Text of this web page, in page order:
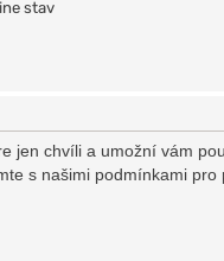
stav
chvíli a umožní vám
s našimi podmínkami